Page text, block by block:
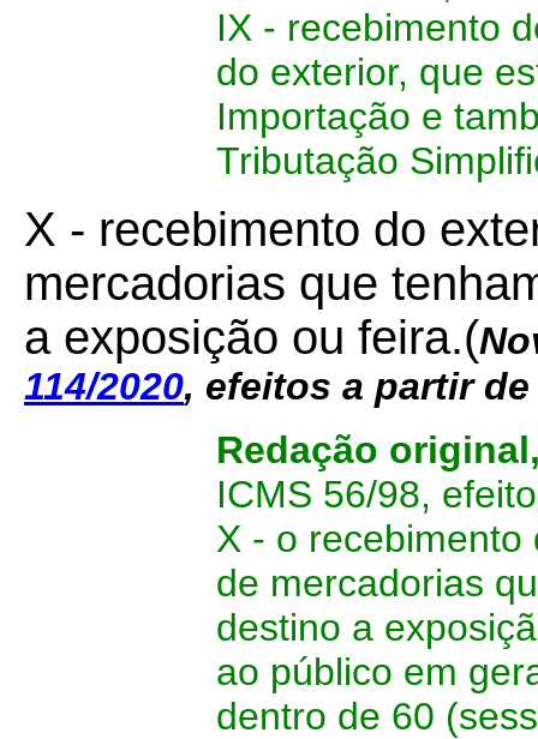
IX - recebimento
do exterior, que
Importação e
Tributação
X - recebimento do
mercadorias que
a exposição ou feira.(
114/2020, efeitos a partir de
Redação
ICMS 56/98,
X - o
de mercadorias
destino a
ao público em
dentro de 60